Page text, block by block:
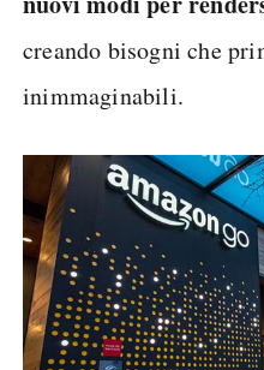
creando bisogni che
inimmaginabili.